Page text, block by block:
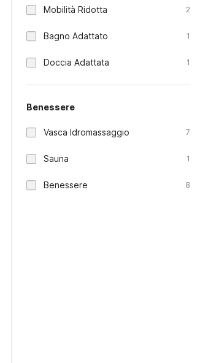
Mobilità Ridotta 2
Bagno Adattato 1
Doccia Adattata 1
Benessere
Vasca Idromassaggio 7
Sauna 1
Benessere 8